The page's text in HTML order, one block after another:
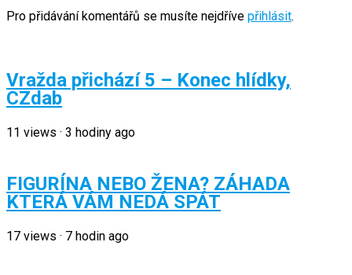
Pro přidávání komentářů se musíte nejdříve přihlásit.
Vražda přichází 5 – Konec hlídky,
CZdab
11 views · 3 hodiny ago
FIGURÍNA NEBO ŽENA? ZÁHADA
KTERÁ VÁM NEDÁ SPÁT
17 views · 7 hodin ago